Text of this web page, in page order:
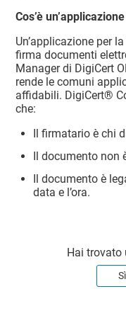
Cos’è
Un’applicazione per
firma documenti
Managerdi DigiCert
rende le comuni
affidabili. DigiCert​​®​​
che:
Il firmatario è chi
Il documento non
Il documento è
data e l’ora.
Hai trovato
Sì